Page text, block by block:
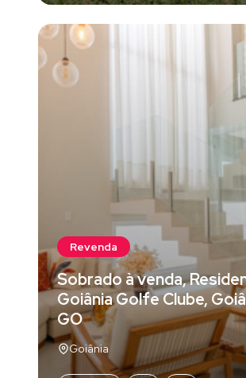
Revenda
Sobrado à venda,
Goiânia Golfe Clube,
GO
Goiânia